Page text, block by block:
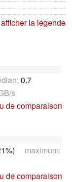
afficher la légende
0.7
s
de comparaison
maximum:
de comparaison